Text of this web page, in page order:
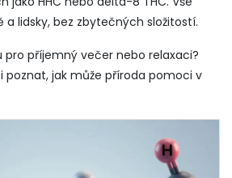
lidsky, bez zbytečných složitostí.
pro příjemný večer nebo relaxaci?
poznat, jak může příroda pomoci v